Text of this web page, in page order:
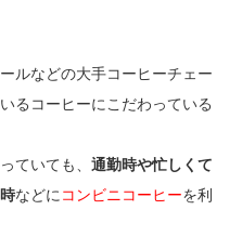
ルなどの大手コーヒーチェー
るコーヒーにこだわっている
ていても、 通勤時や忙しくて
などにコンビニコーヒーを利